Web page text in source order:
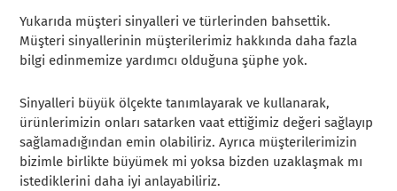
Yukarıda müşteri sinyalleri ve türlerinden bahsettik.
Müşteri sinyallerinin müşterilerimiz hakkında daha fazla
bilgi edinmemize yardımcı olduğuna şüphe yok.
Sinyalleri büyük ölçekte tanımlayarak ve kullanarak,
ürünlerimizin onları satarken vaat ettiğimiz değeri sağlayıp
sağlamadığından emin olabiliriz. Ayrıca müşterilerimizin
bizimle birlikte büyümek mi yoksa bizden uzaklaşmak mı
istediklerini daha iyi anlayabiliriz.